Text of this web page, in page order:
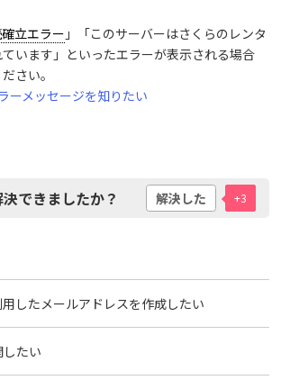
立エラー 」「このサーバーはさくらのレンタ
います」といったエラーが表示される場合
さい。
ーメッセージを知りたい
できましたか？ 解決した +3
したメールアドレスを作成したい
たい